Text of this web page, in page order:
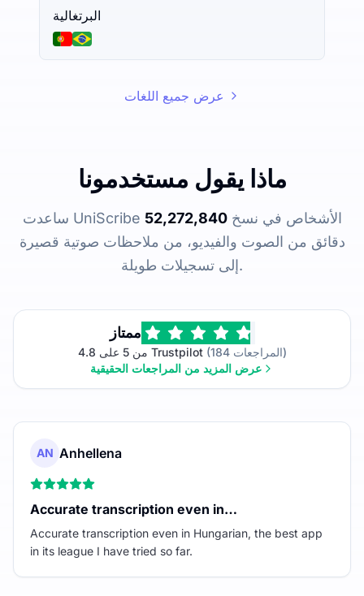
البرتغالية
عرض جميع اللغات
ماذا يقول مستخدمونا
ساعدت UniScribe الأشخاص في نسخ52,272,840
دقائق من الصوت والفيديو، من ملاحظات صوتية قصيرة
إلى تسجيلات طويلة.
ممتاز
4.8 من 5 على Trustpilot
(184 المراجعات)
عرض المزيد من المراجعات الحقيقية
AN Anhellena
Accurate transcription even in…
Accurate transcription even in Hungarian, the best app
in its league I have tried so far.